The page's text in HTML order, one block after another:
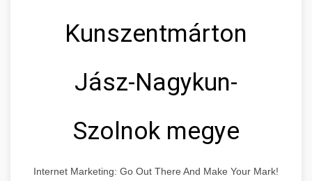
Kunszentmárton
Jász-Nagykun-
Szolnok megye
Internet Marketing: Go Out There And Make Your Mark!